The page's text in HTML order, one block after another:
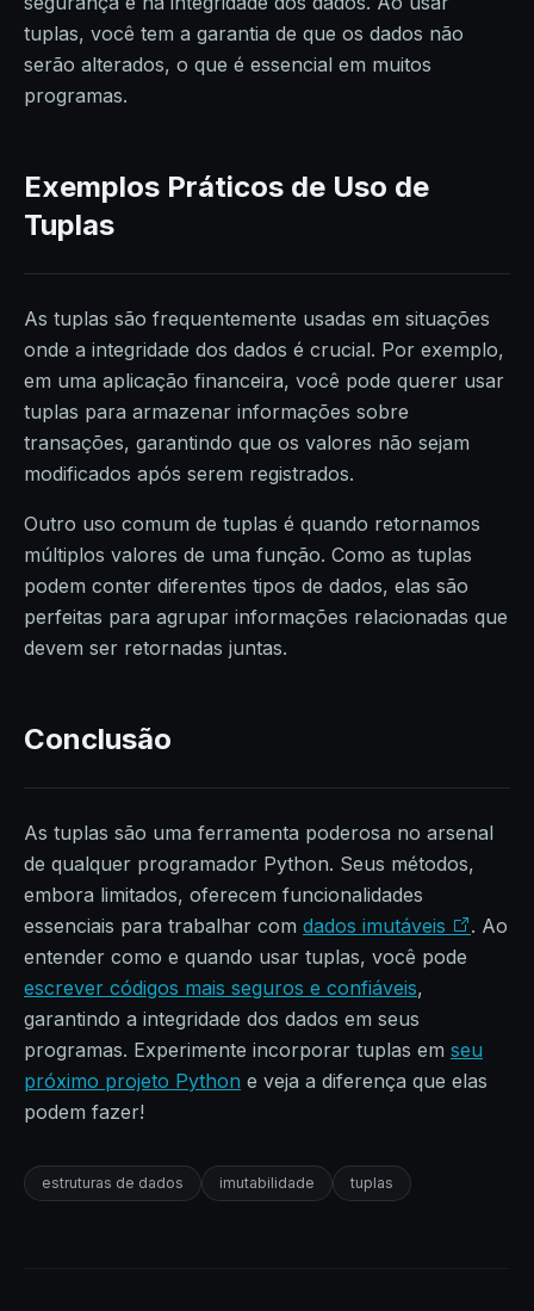
tuplas, você tem a garantia de que os dados não
serão alterados, o que é essencial em muitos
programas.
Exemplos Práticos de Uso de
Tuplas
As tuplas são frequentemente usadas em situações
onde a integridade dos dados é crucial. Por exemplo,
em uma aplicação financeira, você pode querer usar
tuplas para armazenar informações sobre
transações, garantindo que os valores não sejam
modificados após serem registrados.
Outro uso comum de tuplas é quando retornamos
múltiplos valores de uma função. Como as tuplas
podem conter diferentes tipos de dados, elas são
perfeitas para agrupar informações relacionadas que
devem ser retornadas juntas.
Conclusão
As tuplas são uma ferramenta poderosa no arsenal
de qualquer programador Python. Seus métodos,
embora limitados, oferecem funcionalidades
essenciais para trabalhar com dados imutáveis
. Ao
entender como e quando usar tuplas, você pode
escrever códigos mais seguros e confiáveis,
garantindo a integridade dos dados em seus
programas. Experimente incorporar tuplas em seu
próximo projeto Python e veja a diferença que elas
podem fazer!
estruturas de dados imutabilidade tuplas